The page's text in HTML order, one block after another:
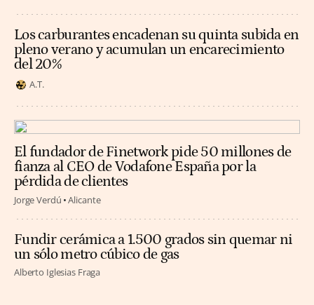
Los carburantes encadenan su quinta subida en
pleno verano y acumulan un encarecimiento
del 20%
A.T.
El fundador de Finetwork pide 50 millones de
fianza al CEO de Vodafone España por la
pérdida de clientes
Jorge Verdú Alicante
Fundir cerámica a 1.500 grados sin quemar ni
un sólo metro cúbico de gas
Alberto Iglesias Fraga